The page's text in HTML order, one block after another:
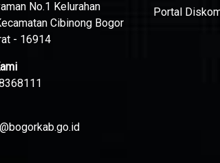
No.1 Kelurahan
Cibinong Bogor
- 16914
Portal